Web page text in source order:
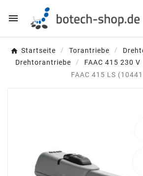

Startseite Torantriebe
Drehtorantriebe
FAAC 415 230 V
FAAC 415 LS